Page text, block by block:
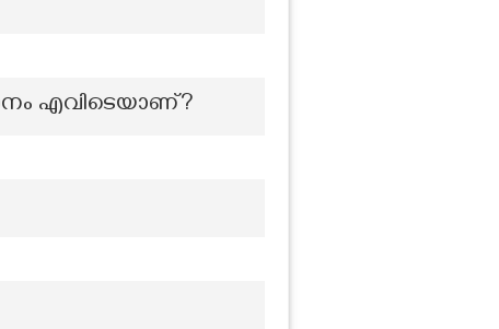
എവിടെയാണ്?